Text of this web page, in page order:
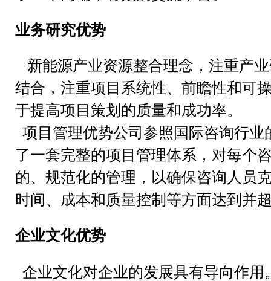
业务研究优势
新能源产业资源整合理念，注重产
结合，注重项目系统性、前瞻性和可
于提高项目策划的质量和成功率。
项目管理优势公司参照国际咨询行业
了一套完整的项目管理体系，对每个
的、规范化的管理，以确保咨询人员
时间、成本和质量控制等方面达到并
企业文化优势
企业文化对企业的发展具有导向作用